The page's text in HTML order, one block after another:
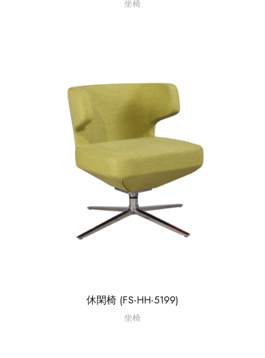
坐椅
休閑椅 (FS-HH-5199)
坐椅